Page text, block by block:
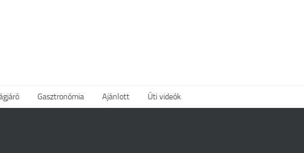
Gasztronómia Ajánlott Úti videók